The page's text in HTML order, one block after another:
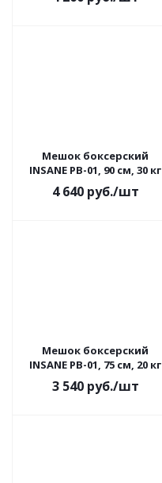
Мешок боксерский
INSANE PB-01, 90 см, 30 кг
4 640руб./шт
Мешок боксерский
INSANE PB-01, 75 см, 20 кг
3 540руб./шт